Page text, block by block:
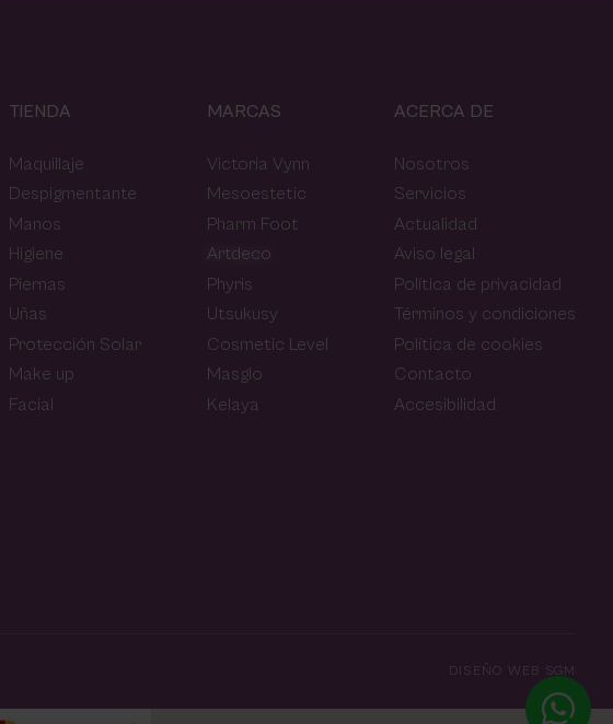
TIENDA
Maquillaje
Despigmentante
Manos
Higiene
Piernas
Uñas
Protección Solar
Make up
Facial
MARCAS
Victoria Vynn
Mesoestetic
Pharm Foot
Artdeco
Phyris
Utsukusy
Cosmetic Level
Masglo
Kelaya
ACERCA DE
Nosotros
Servicios
Actualidad
Aviso legal
Política de privacidad
Términos y condiciones
Política de cookies
Contacto
Accesibilidad
DISEÑO WEB SGM